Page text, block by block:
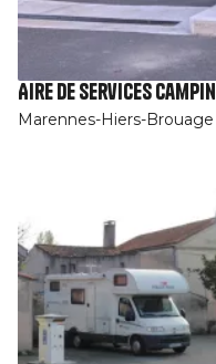
Aire de services
Marennes-Hiers-Brouage